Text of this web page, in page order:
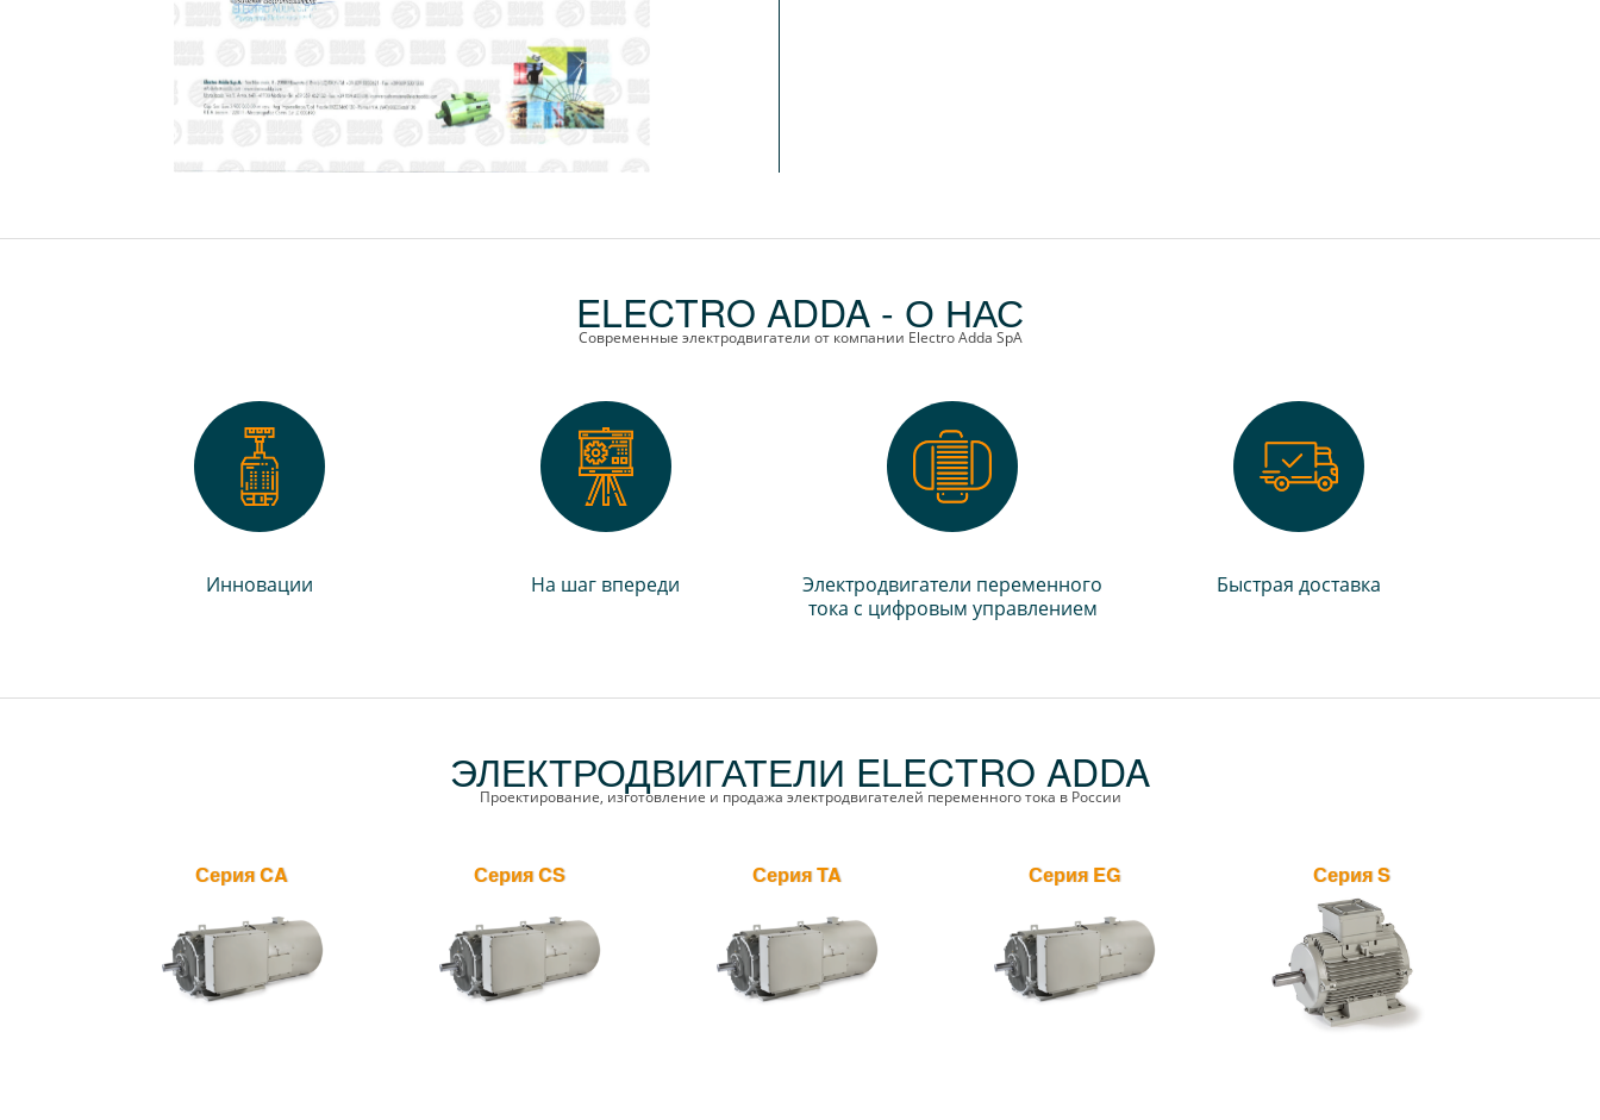
ELECTRO ADDA - О НАС
Современные электродвигатели от компании Electro Adda SpA
Инновации На шаг впереди
Электродвигатели переменного
тока с цифровым управлением
Быстрая доставка
ЭЛЕКТРОДВИГАТЕЛИ ELECTRO ADDA
Проектирование, изготовление и продажа электродвигателей переменного тока в России
Серия CA Серия CS Серия TA Серия EG Серия S